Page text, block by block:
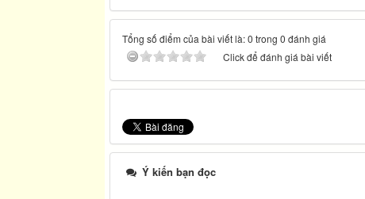
Tổng số điểm của bài viết là: 0 trong 0 đánh giá
Click để đánh giá bài viết
Ý kiến bạn đọc